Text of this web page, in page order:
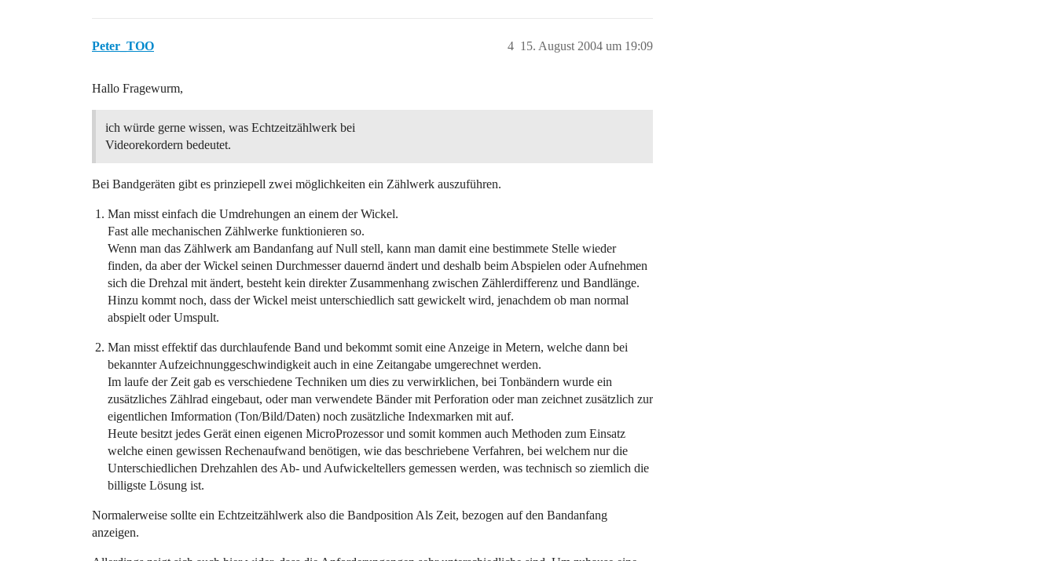
Peter_TOO 15. August 2004 um 19:09
4
Hallo Fragewurm,
ich würde gerne wissen, was Echtzeitzählwerk bei
Videorekordern bedeutet.
Bei Bandgeräten gibt es prinziepell zwei möglichkeiten ein Zählwerk auszuführen.
Man misst einfach die Umdrehungen an einem der Wickel.
Fast alle mechanischen Zählwerke funktionieren so.
Wenn man das Zählwerk am Bandanfang auf Null stell, kann man damit eine bestimmete Stelle wieder
finden, da aber der Wickel seinen Durchmesser dauernd ändert und deshalb beim Abspielen oder Aufnehmen
sich die Drehzal mit ändert, besteht kein direkter Zusammenhang zwischen Zählerdifferenz und Bandlänge.
Hinzu kommt noch, dass der Wickel meist unterschiedlich satt gewickelt wird, jenachdem ob man normal
abspielt oder Umspult.
Man misst effektif das durchlaufende Band und bekommt somit eine Anzeige in Metern, welche dann bei
bekannter Aufzeichnunggeschwindigkeit auch in eine Zeitangabe umgerechnet werden.
Im laufe der Zeit gab es verschiedene Techniken um dies zu verwirklichen, bei Tonbändern wurde ein
zusätzliches Zählrad eingebaut, oder man verwendete Bänder mit Perforation oder man zeichnet zusätzlich zur
eigentlichen Imformation (Ton/Bild/Daten) noch zusätzliche Indexmarken mit auf.
Heute besitzt jedes Gerät einen eigenen MicroProzessor und somit kommen auch Methoden zum Einsatz
welche einen gewissen Rechenaufwand benötigen, wie das beschriebene Verfahren, bei welchem nur die
Unterschiedlichen Drehzahlen des Ab- und Aufwickeltellers gemessen werden, was technisch so ziemlich die
billigste Lösung ist.
Normalerweise sollte ein Echtzeitzählwerk also die Bandposition Als Zeit, bezogen auf den Bandanfang
anzeigen.